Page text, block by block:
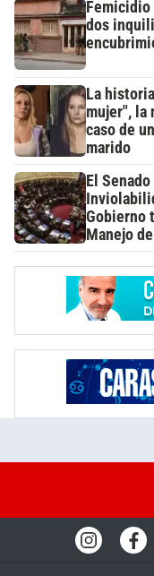
Femicidio
dos
La
mujer", la
caso de
marido
El
Gobierno
Manejo